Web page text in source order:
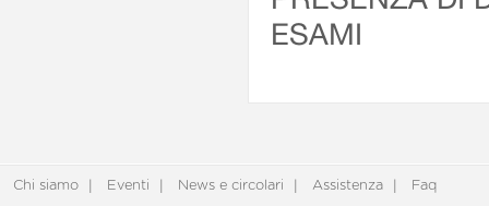
ESAMI
Chi siamo Eventi News e circolari Assistenza Faq